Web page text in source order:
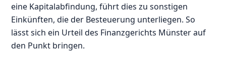
eine Kapitalabfindung, führt dies zu sonstigen
Einkünften, die der Besteuerung unterliegen. So
lässt sich ein Urteil des Finanzgerichts Münster auf
den Punkt bringen.